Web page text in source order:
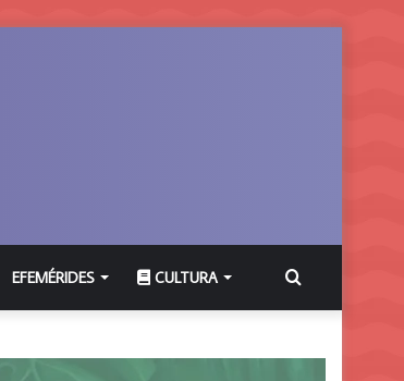
EFEMÉRIDES CULTURA Buscar